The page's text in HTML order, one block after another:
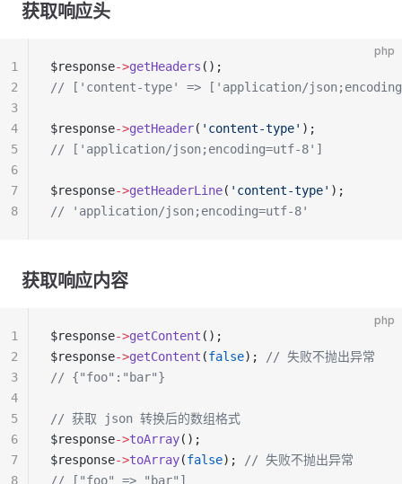
获取响应头
php
$response->getHeaders ();
// ['content-type' => ['application/
$response->getHeader( 'content-type' );
// ['application/json;encoding=utf-8']
$response->getHeaderLine( 'content-type' );
// 'application/json;encoding=utf-8'
1
2
3
4
5
6
7
8
获取响应内容
php
$response->getContent ();
$response->getContent (false);
// 失败不抛出异常
// {"foo":"bar"}
// 获取 json 转换后的数组格式
$response->toArray();
$response->toArray(false);
// 失败不抛出异常
// ["foo" => "bar"]
1
2
3
4
5
6
7
8